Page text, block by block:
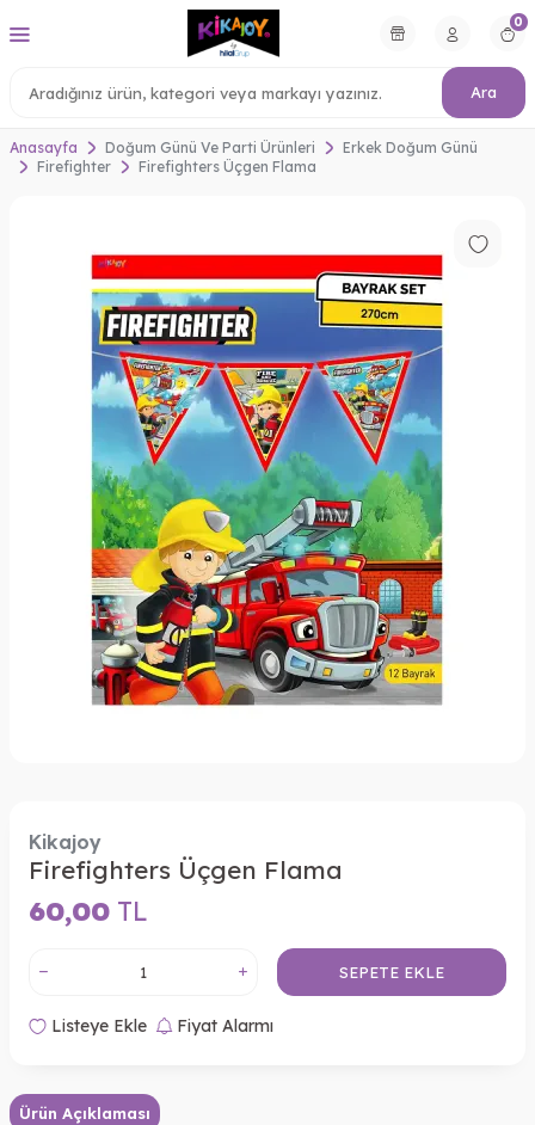
Ara
0
Anasayfa Doğum Günü Ve Parti Ürünleri
Erkek Doğum Günü
Firefighter
Firefighters Üçgen Flama
Kikajoy
Firefighters Üçgen Flama
60,00 TL
SEPETE EKLE
Listeye Ekle Fiyat Alarmı
Ürün Açıklaması